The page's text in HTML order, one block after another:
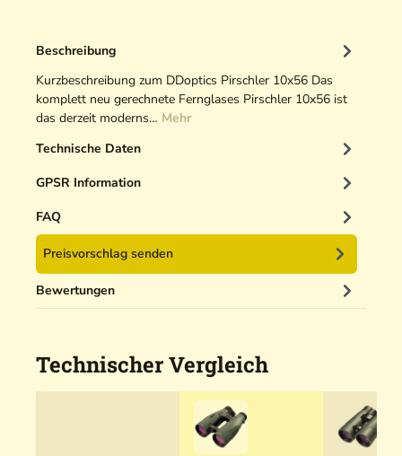
t
i
k
r
e
i
n
e
r
5
0
Beschreibung
Kurzbeschreibung zum DDoptics Pirschler 10x56 Das
komplett neu gerechnete Fernglases Pirschler 10x56 ist
das derzeit moderns… Mehr
Technische Daten
GPSR Information
FAQ
Preisvorschlag senden
Bewertungen
Technischer Vergleich